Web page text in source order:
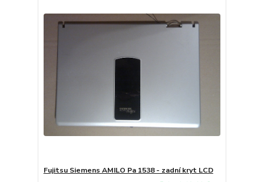
Fujitsu Siemens AMILO Pa 1538 - zadní kryt LCD